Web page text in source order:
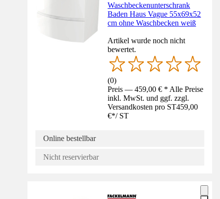
Waschbeckenunterschrank
Baden Haus Vague 55x69x52
cm ohne Waschbecken weiß
Artikel wurde noch nicht
bewertet.
(0)
Preis — 459,00 € * Alle Preise
inkl. MwSt. und ggf. zzgl.
Versandkosten pro ST459,00
€*/ ST
Online bestellbar
Nicht reservierbar